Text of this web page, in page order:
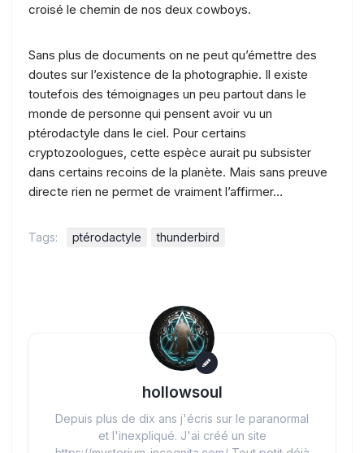
croisé le chemin de nos deux cowboys.
Sans plus de documents on ne peut qu’émettre des
doutes sur l’existence de la photographie. Il existe
toutefois des témoignages un peu partout dans le
monde de personne qui pensent avoir vu un
ptérodactyle dans le ciel. Pour certains
cryptozoologues, cette espèce aurait pu subsister
dans certains recoins de la planète. Mais sans preuve
directe rien ne permet de vraiment l’affirmer…
Tags: ptérodactyle thunderbird
hollowsoul
Depuis plus de dix ans j'écris sur le paranormal
et l'inexpliqué. J'ai créé un site